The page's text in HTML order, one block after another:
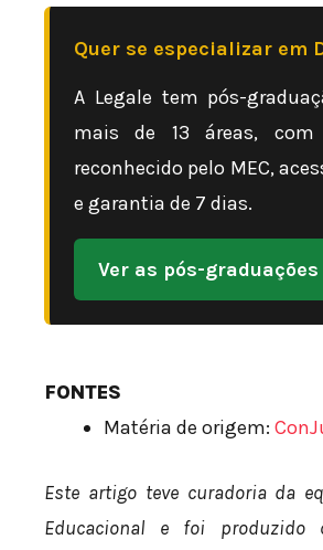
Quer se especializar em
A Legale tem pós-
mais de 13 áreas, com
reconhecido pelo MEC,
e garantia de 7 dias.
Ver as pós-graduações
FONTES
Matéria de origem:
Este artigo teve curadoria da
Educacional e foi produzido